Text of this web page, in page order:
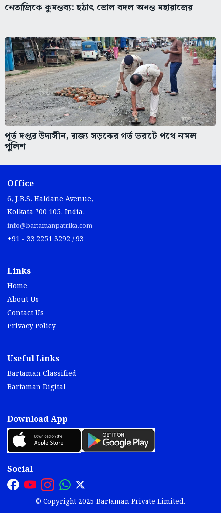
নেতাজিকে কুমন্তব্য: হঠাৎ ভোল বদল অনন্ত মহারাজের
পূর্ত দপ্তর উদাসীন, রাজ্য সড়কের গর্ত ভরাটে পথে নামল
পুলিশ
Office
6, J.B.S. Haldane Avenue,
Kolkata 700 105, India.
info@bartamanpatrika.com
+91 - 33 2251 3292 / 93
Links
Home
About Us
Contact Us
Privacy Policy
Useful Links
Bartaman Classified
Bartaman Digital
Download App
Social
© Copyright 2025 Bartaman Private Limited.